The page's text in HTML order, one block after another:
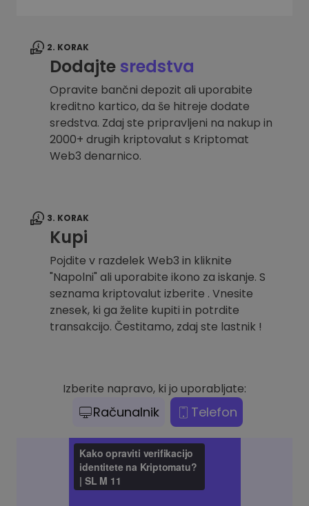
2. KORAK
Dodajtesredstva
Opravite bančni depozit ali uporabite
kreditno kartico, da še hitreje dodate
sredstva. Zdaj ste pripravljeni na nakup in
2000+ drugih kriptovalut s Kriptomat
Web3 denarnico.
3. KORAK
Kupi
Pojdite v razdelek Web3 in kliknite
"Napolni" ali uporabite ikono za iskanje. S
seznama kriptovalut izberite . Vnesite
znesek, ki ga želite kupiti in potrdite
transakcijo. Čestitamo, zdaj ste lastnik !
Izberite napravo, ki jo uporabljate:
Računalnik Telefon